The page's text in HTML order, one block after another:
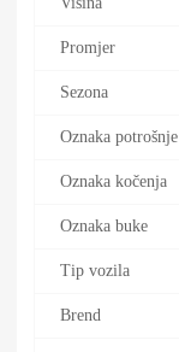
Promjer
Sezona
Oznaka potrošnje
Oznaka kočenja
Oznaka buke
Tip vozila
Brend